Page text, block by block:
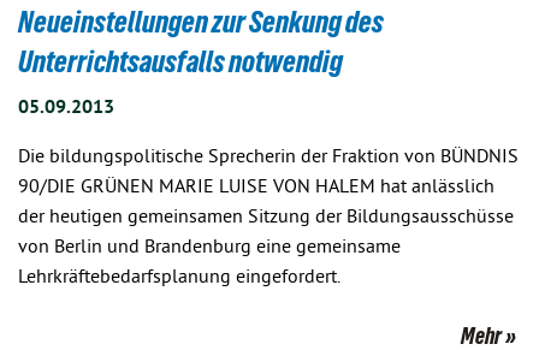
Neueinstellungen zur Senkung des
Unterrichtsausfalls notwendig
05.09.2013
Die bildungspolitische Sprecherin der Fraktion von BÜNDNIS
90/DIE GRÜNEN MARIE LUISE VON HALEM hat anlässlich
der heutigen gemeinsamen Sitzung der Bildungsausschüsse
von Berlin und Brandenburg eine gemeinsame
Lehrkräftebedarfsplanung eingefordert.
Mehr